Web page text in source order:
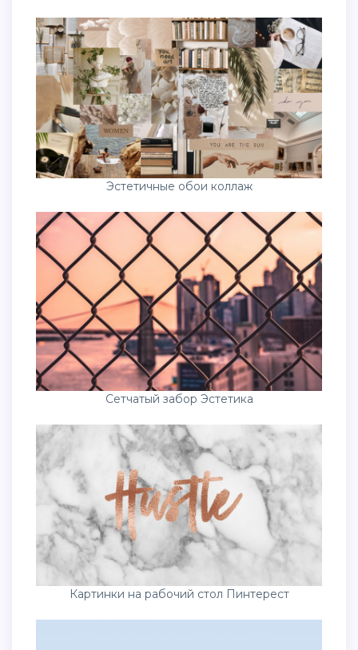
Эстетичные обои коллаж
Сетчатый забор Эстетика
Картинки на рабочий стол Пинтерест